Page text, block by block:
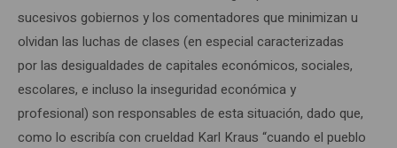
sucesivos gobiernos y los comentadores que minimizan u
olvidan las luchas de clases (en especial caracterizadas
por las desigualdades de capitales económicos, sociales,
escolares, e incluso la inseguridad económica y
profesional) son responsables de esta situación, dado que,
como lo escribía con crueldad Karl Kraus “cuando el pueblo